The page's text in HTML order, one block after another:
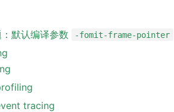
默认编译参数
-fomit-frame-pointer
tracing